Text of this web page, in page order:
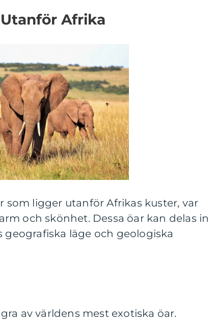
Afrika
ligger utanför Afrikas kuster, var
och skönhet. Dessa öar kan delas in
läge och geologiska
av världens mest exotiska öar.